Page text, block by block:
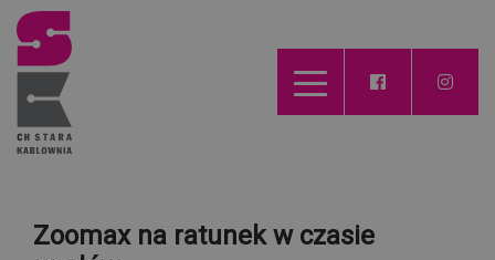
Zoomax na ratunek w czasie